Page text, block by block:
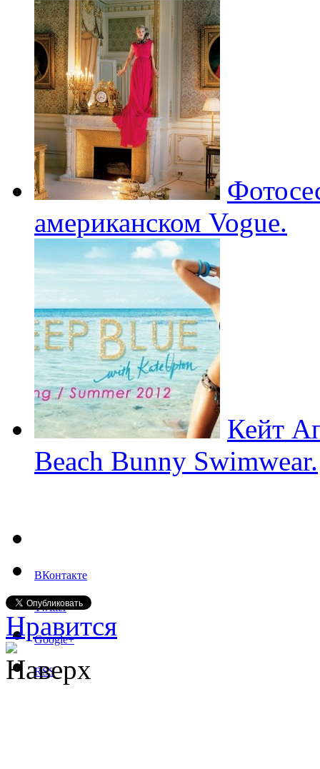
американском Vogue.
Кейт
Beach Bunny Swimwear.
ВКонтакте
Twitter
Google+
RSS
Нравится
Наверх